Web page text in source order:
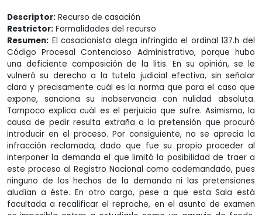
Descriptor: Recurso de casación
Restrictor: Formalidades del recurso
Resumen: El casacionista alega infringido el ordinal 137.h del
Código Procesal Contencioso Administrativo, porque hubo
una deficiente composición de la litis. En su opinión, se le
vulneró su derecho a la tutela judicial efectiva, sin señalar
clara y precisamente cuál es la norma que para el caso que
expone, sanciona su inobservancia con nulidad absoluta.
Tampoco explica cuál es el perjuicio que sufre. Asimismo, la
causa de pedir resulta extraña a la pretensión que procuró
introducir en el proceso. Por consiguiente, no se aprecia la
infracción reclamada, dado que fue su propio proceder al
interponer la demanda el que limitó la posibilidad de traer a
este proceso al Registro Nacional como codemandado, pues
ninguno de los hechos de la demanda ni las pretensiones
aludían a éste. En otro cargo, pese a que esta Sala está
facultada a recalificar el reproche, en el asunto de examen